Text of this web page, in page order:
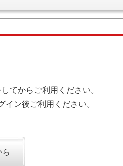
てからご利用ください。
ン後ご利用ください。